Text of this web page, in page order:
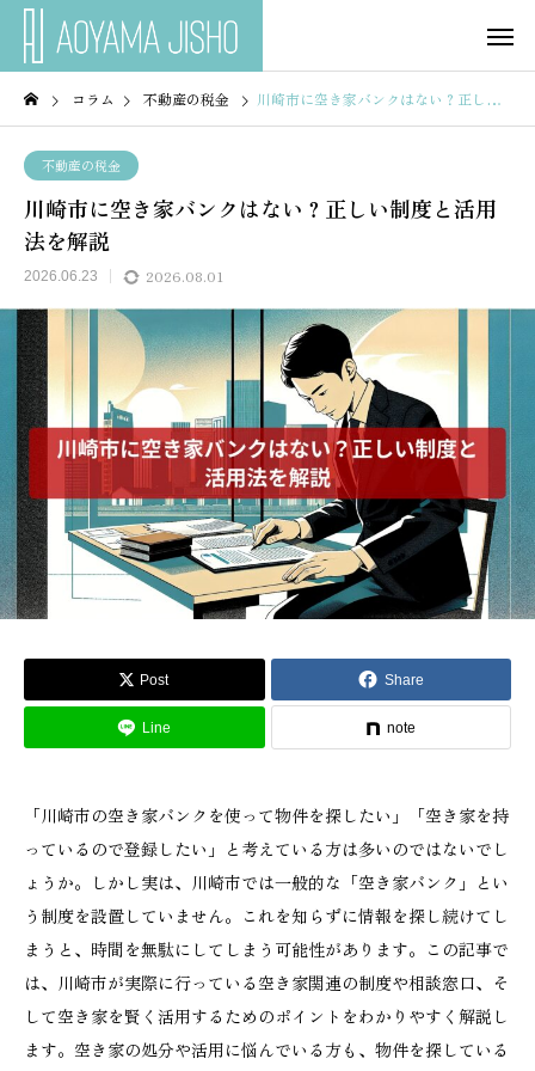
コラム 不動産の税金 川崎市に空き家バンクはない？正しい制度と活用法を解説
不動産の税金
川崎市に空き家バンクはない？正しい制度と活用
法を解説
2026.06.23 2026.08.01
Post Share
Line note
「川崎市の空き家バンクを使って物件を探したい」「空き家を持
っているので登録したい」と考えている方は多いのではないでし
ょうか。しかし実は、川崎市では一般的な「空き家バンク」とい
う制度を設置していません。これを知らずに情報を探し続けてし
まうと、時間を無駄にしてしまう可能性があります。この記事で
は、川崎市が実際に行っている空き家関連の制度や相談窓口、そ
して空き家を賢く活用するためのポイントをわかりやすく解説し
ます。空き家の処分や活用に悩んでいる方も、物件を探している